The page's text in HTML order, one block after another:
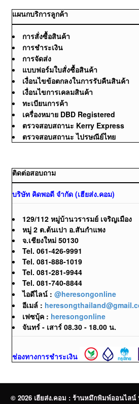
แผนกบริการลูกค้า
การสั่งซื้อสินค้า
การชำระเงิน
การจัดส่ง
แบบฟอร์มใบสั่งซื้อสินค้า
เงื่อนไขข้อตกลงในการรับคืนสินค้า
เงื่อนไขการเคลมสินค้า
ทะเบียนการค้า
เครื่องหมาย DBD Registered
ตรวจสอบสถานะ Kerry Express
ตรวจสอบสถานะ ไปรษณีย์ไทย
ติดต่อสอบถาม
บริษัท คิดพอดี จำกัด (เฮียส่ง.คอม)
129/112 หมู่บ้านวรารมย์ เจริญเมือง
หมู่ 2 ต.ต้นเปา อ.สันกำแพง
จ.เชียงใหม่ 50130
Tel. 061-426-9991
Tel. 081-888-1019
Tel. 081-281-9944
Tel. 081-740-8844
ไอดีไลน์ : @heresongonline
อีเมล์ :
เฟซบุ้ค : heresongonline
จันทร์ - เสาร์ 08.30 - 18.00 น.
ช่องทางการชำระเงิน
© 2026 เฮียส่ง.คอม : ร้านหมึกพิมพ์ออนไลน์